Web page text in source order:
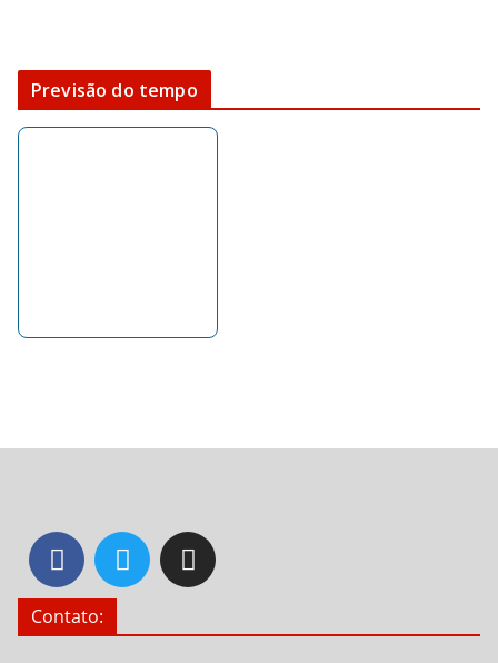
Previsão do tempo
Contato: